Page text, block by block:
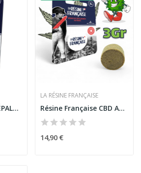
Résine CBD 3gr - NÉPALAIS | LA RÉSINE FRANÇAISE
LA RÉSINE FRANÇAISE
Résine Française CBD Amnesia Mousseux 3g - CBD...
14,90 €